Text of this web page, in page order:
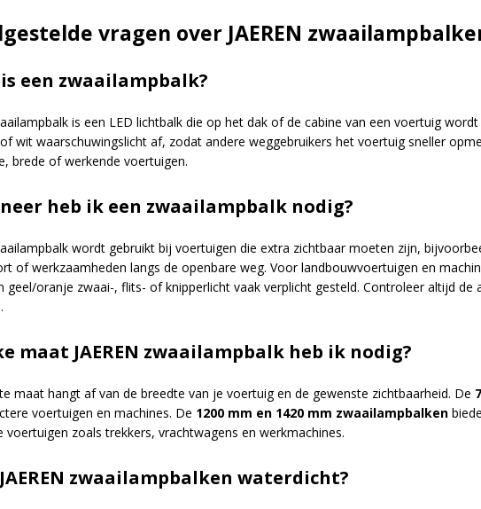
vragen over JAEREN
een zwaailampbalk?
is een LED lichtbalk die op het dak of de cabine van een voertuig
wit waarschuwingslicht af, zodat andere weggebruikers het voertuig sneller
brede of werkende voertuigen.
heb ik een zwaailampbalk nodig?
wordt gebruikt bij voertuigen die extra zichtbaar moeten zijn,
of werkzaamheden langs de openbare weg. Voor landbouwvoertuigen en
geel/oranje zwaai-, flits- of knipperlicht vaak verplicht gesteld. Controleer altijd
maat JAEREN zwaailampbalk heb ik nodig?
maat hangt af van de breedte van je voertuig en de gewenste zichtbaarheid. De
voertuigen en machines. De 1200 mm en 1420 mm zwaailampbalken
voertuigen zoals trekkers, vrachtwagens en werkmachines.
zwaailampbalken waterdicht?